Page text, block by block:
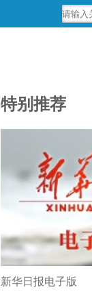
特别推荐
新华日报电子版